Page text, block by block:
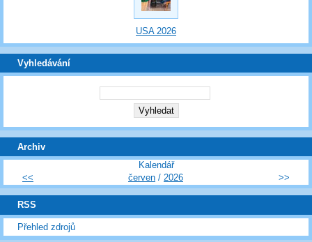
USA 2026
Vyhledávání
Archiv
Kalendář
<<
červen / 2026 >>
RSS
Přehled zdrojů